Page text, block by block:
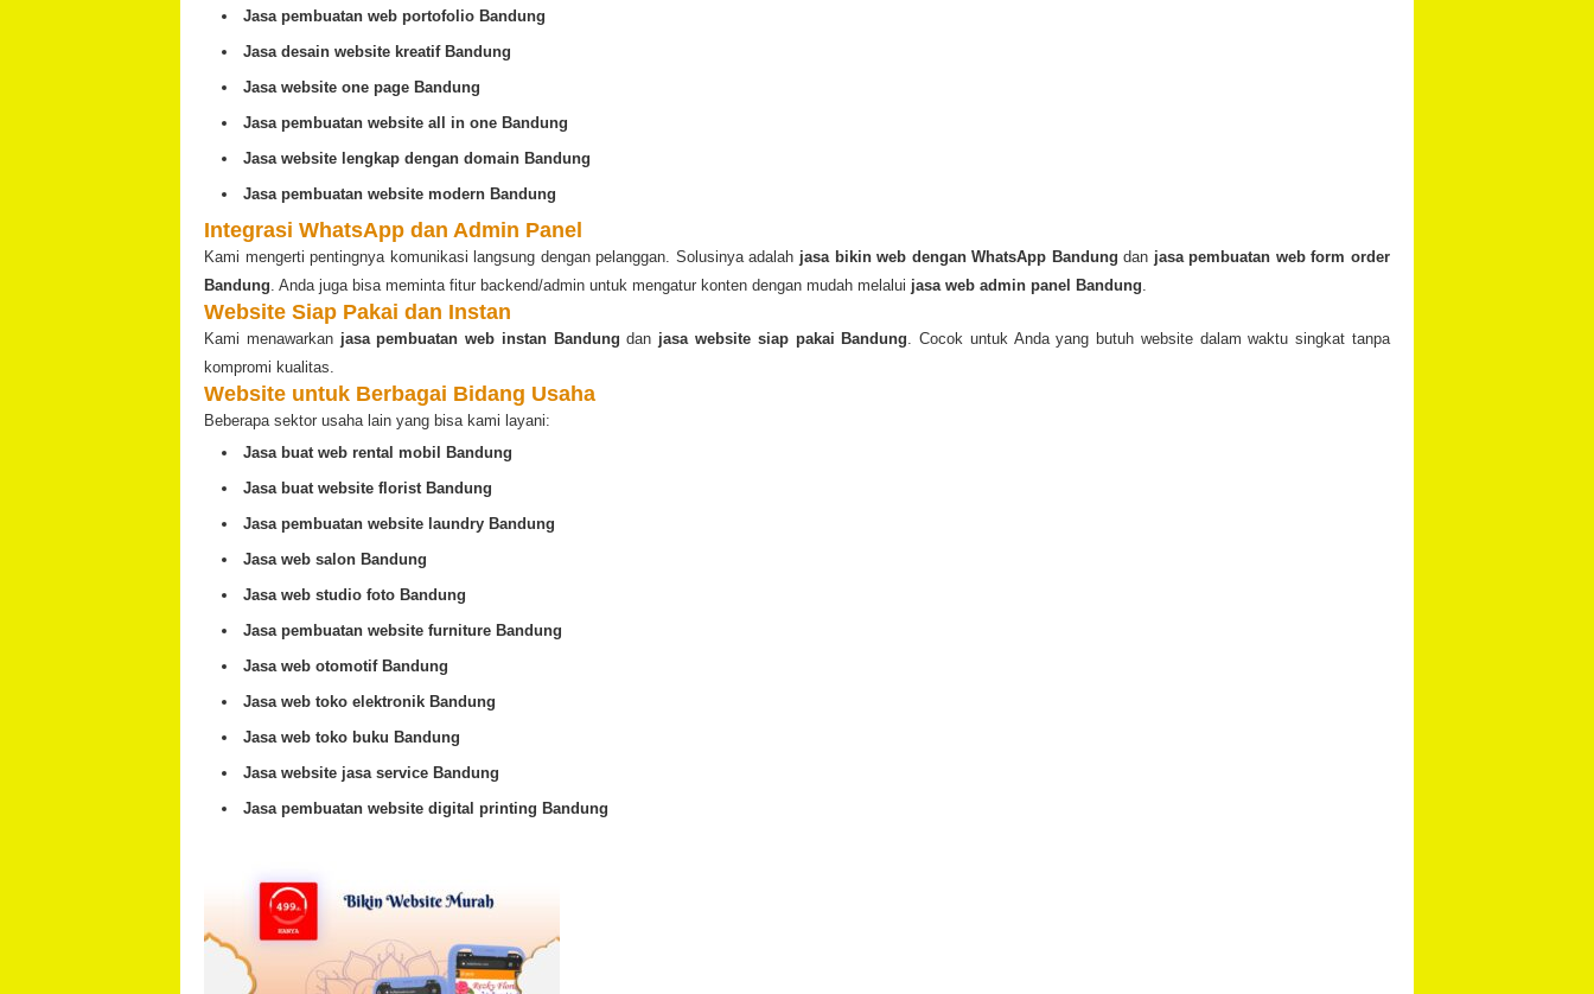
Jasa pembuatan web portofolio Bandung
Jasa desain website kreatif Bandung
Jasa website one page Bandung
Jasa pembuatan website all in one Bandung
Jasa website lengkap dengan domain Bandung
Jasa pembuatan website modern Bandung
Integrasi WhatsApp dan Admin Panel
Kami mengerti pentingnya komunikasi langsung dengan pelanggan. Solusinya adalah jasa bikin web dengan WhatsApp Bandung dan jasa pembuatan web form order
Bandung. Anda juga bisa meminta fitur backend/admin untuk mengatur konten dengan mudah melalui jasa web admin panel Bandung.
Website Siap Pakai dan Instan
Kami menawarkan jasa pembuatan web instan Bandung dan jasa website siap pakai Bandung. Cocok untuk Anda yang butuh website dalam waktu singkat tanpa
kompromi kualitas.
Website untuk Berbagai Bidang Usaha
Beberapa sektor usaha lain yang bisa kami layani:
Jasa buat web rental mobil Bandung
Jasa buat website florist Bandung
Jasa pembuatan website laundry Bandung
Jasa web salon Bandung
Jasa web studio foto Bandung
Jasa pembuatan website furniture Bandung
Jasa web otomotif Bandung
Jasa web toko elektronik Bandung
Jasa web toko buku Bandung
Jasa website jasa service Bandung
Jasa pembuatan website digital printing Bandung